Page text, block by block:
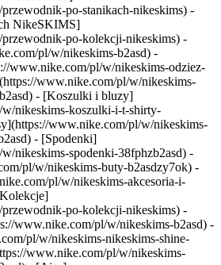
po-stanikach-nikeskims) -
NikeSKIMS]
po-kolekcji-nikeskims) -
pl/w/nikeskims-b2asd) -
www.nike.com/pl/w/nikeskims-odziez-
www.nike.com/pl/w/nikeskims-
- [Koszulki i bluzy]
nikeskims-koszulki-i-t-shirty-
www.nike.com/pl/w/nikeskims-
- [Spodenki]
nikeskims-spodenki-38fphzb2asd) -
pl/w/nikeskims-buty-b2asdzy7ok) -
pl/w/nikeskims-akcesoria-i-
po-kolekcji-nikeskims) -
www.nike.com/pl/w/nikeskims-b2asd) -
pl/w/nikeskims-nikeskims-shine-
www.nike.com/pl/w/nikeskims-